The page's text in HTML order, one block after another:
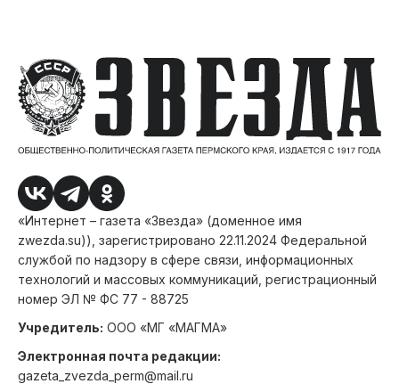
«Интернет – газета «Звезда» (доменное имя
zwezda.su)), зарегистрировано 22.11.2024 Федеральной
службой по надзору в сфере связи, информационных
технологий и массовых коммуникаций, регистрационный
номер ЭЛ № ФС 77 - 88725
Учредитель: ООО «МГ «МАГМА»
Электронная почта редакции:
gazeta_zvezda_perm@mail.ru